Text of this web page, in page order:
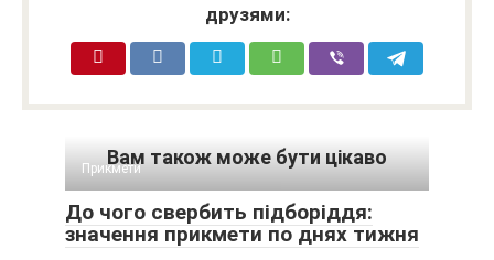
друзями:
Вам також може бути цікаво
Прикмети
До чого свербить підборіддя:
значення прикмети по днях тижня